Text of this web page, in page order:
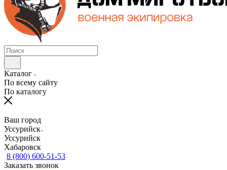
Каталог
По всему сайту
По каталогу
Ваш город
Уссурийск
Уссурийск
Хабаровск
8 (800) 600-51-53
Заказать звонок